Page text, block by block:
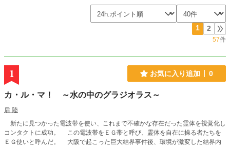
1 2
57件
1 お気に入り追加 0
カ・ル・マ！ ～水の中のグラジオラス～
后 陸
新たに見つかった電波帯を使い、これまで不確かな存在だった霊体を視覚化し
コンタクトに成功。 この電波帯をＥＧ帯と呼び、霊体を自在に操る者たちを
ＥＧ使いと呼んだ。 大阪で起こった巨大結界事件後、環境が激変した結界内